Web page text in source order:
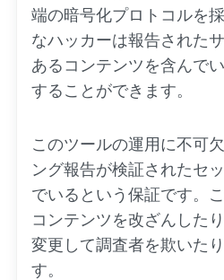
端の暗号化プロトコルを
なハッカーは報告された
あるコンテンツを含んで
することができます。
このツールの運用に不可
ング報告が検証されたセ
でいるという保証です。
コンテンツを改ざんした
変更して調査者を欺いた
す。